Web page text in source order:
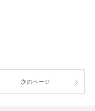
次のページ